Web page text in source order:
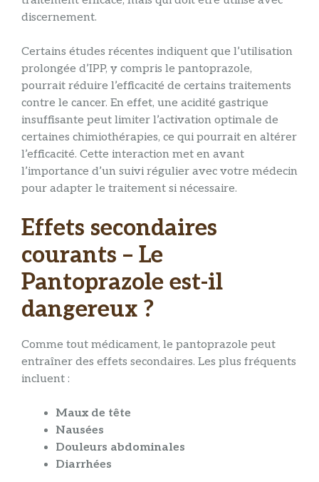
discernement.
Certains études récentes indiquent que l’utilisation
prolongée d’IPP, y compris le pantoprazole,
pourrait réduire l’efficacité de certains traitements
contre le cancer. En effet, une acidité gastrique
insuffisante peut limiter l’activation optimale de
certaines chimiothérapies, ce qui pourrait en altérer
l’efficacité. Cette interaction met en avant
l’importance d’un suivi régulier avec votre médecin
pour adapter le traitement si nécessaire.
Effets secondaires
courants – Le
Pantoprazole est-il
dangereux ?
Comme tout médicament, le pantoprazole peut
entraîner des effets secondaires. Les plus fréquents
incluent :
Maux de tête
Nausées
Douleurs abdominales
Diarrhées